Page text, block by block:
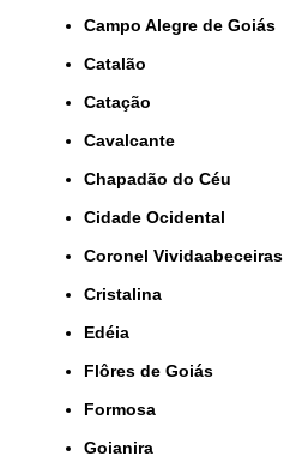
Campo Alegre de Goiás
Catalão
Catação
Cavalcante
Chapadão do Céu
Cidade Ocidental
Coronel Vividaabeceiras
Cristalina
Edéia
Flôres de Goiás
Formosa
Goianira